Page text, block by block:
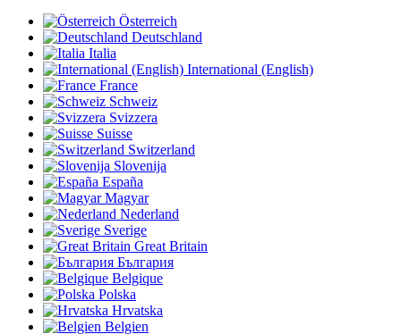
Österreich
Deutschland
Italia
International (English)
France
Schweiz
Svizzera
Suisse
Switzerland
Slovenija
España
Magyar
Nederland
Sverige
Great Britain
България
Belgique
Polska
Hrvatska
Belgien